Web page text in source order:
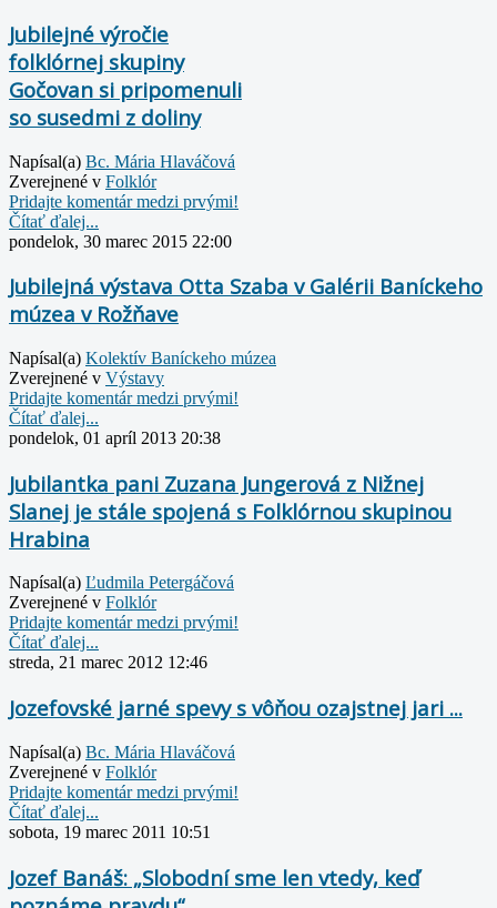
Jubilejné výročie
folklórnej skupiny
Gočovan si pripomenuli
so susedmi z doliny
Napísal(a) Bc. Mária Hlaváčová
Zverejnené v Folklór
Pridajte komentár medzi prvými!
Čítať ďalej...
pondelok, 30 marec 2015 22:00
Jubilejná výstava Otta Szaba v Galérii Baníckeho
múzea v Rožňave
Napísal(a) Kolektív Baníckeho múzea
Zverejnené v Výstavy
Pridajte komentár medzi prvými!
Čítať ďalej...
pondelok, 01 apríl 2013 20:38
Jubilantka pani Zuzana Jungerová z Nižnej
Slanej je stále spojená s Folklórnou skupinou
Hrabina
Napísal(a) Ľudmila Petergáčová
Zverejnené v Folklór
Pridajte komentár medzi prvými!
Čítať ďalej...
streda, 21 marec 2012 12:46
Jozefovské jarné spevy s vôňou ozajstnej jari ...
Napísal(a) Bc. Mária Hlaváčová
Zverejnené v Folklór
Pridajte komentár medzi prvými!
Čítať ďalej...
sobota, 19 marec 2011 10:51
Jozef Banáš: „Slobodní sme len vtedy, keď